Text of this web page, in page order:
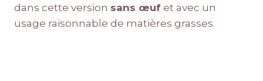
dans cette version sans œuf et avec un
usage raisonnable de matières grasses.